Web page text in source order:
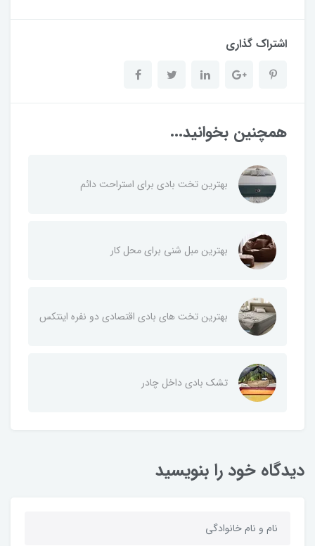
اشتراک گذاری
همچنین بخوانید...
بهترین تخت بادی برای استراحت دائم
بهترین مبل شنی برای محل کار
بهترین تخت های بادی اقتصادی دو نفره اینتکس
تشک بادی داخل چادر
دیدگاه خود را بنویسید